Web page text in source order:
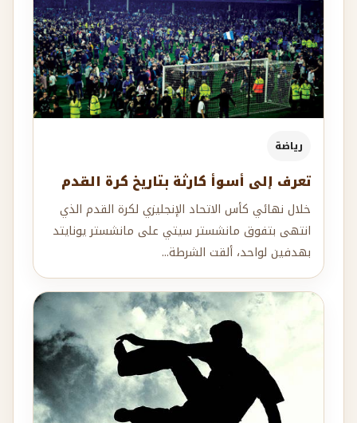
رياضة
تعرف إلى أسوأ كارثة بتاريخ كرة القدم
خلال نهائي كأس الاتحاد الإنجليزي لكرة القدم الذي
انتهى بتفوق مانشستر سيتي على مانشستر يونايتد
بهدفين لواحد، ألقت الشرطة...